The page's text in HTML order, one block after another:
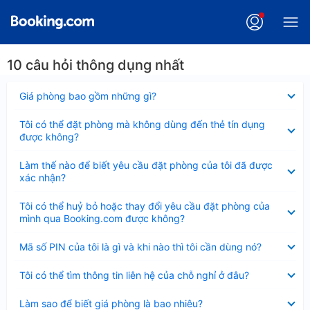
10 câu hỏi thông dụng nhất
Giá phòng bao gồm những gì?
thu
Tôi có thể đặt phòng mà không dùng đến thẻ tín dụng
được không?
thu
gọn
Làm thế nào để biết yêu cầu đặt phòng của tôi đã được
xác nhận?
thu
gọn
Tôi có thể huỷ bỏ hoặc thay đổi yêu cầu đặt phòng của
mình qua Booking.com được không?
thu
gọn
Mã số PIN của tôi là gì và khi nào thì tôi cần dùng nó?
thu
Tôi có thể tìm thông tin liên hệ của chỗ nghỉ ở đâu?
thu
Làm sao để biết giá phòng là bao nhiêu?
thu